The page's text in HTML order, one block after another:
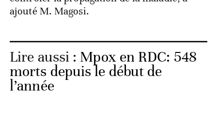
ajouté M. Magosi.
Lire aussi : Mpox en RDC: 548
morts depuis le début de
l’année